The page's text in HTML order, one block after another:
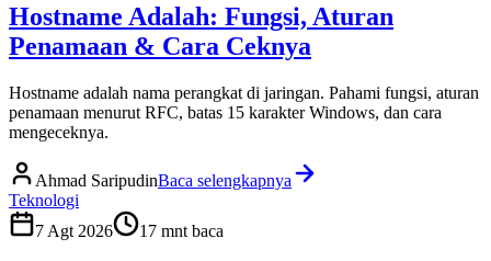
Hostname Adalah: Fungsi, Aturan
Penamaan & Cara Ceknya
Hostname adalah nama perangkat di jaringan. Pahami fungsi, aturan
penamaan menurut RFC, batas 15 karakter Windows, dan cara
mengeceknya.
Ahmad SaripudinBaca selengkapnya
Teknologi
7 Agt 2026
17 mnt baca